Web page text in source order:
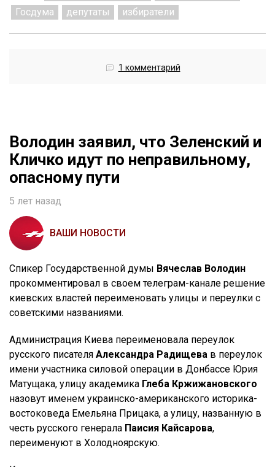
Госдума депутаты избиратели
1 комментарий
Володин заявил, что Зеленский и
Кличко идут по неправильному,
опасному пути
5 лет назад
ВАШИ НОВОСТИ
Спикер Государственной думы Вячеслав Володин
прокомментировал в своем телеграм-канале решение
киевских властей переименовать улицы и переулки с
советскими названиями.
Администрация Киева переименовала переулок
русского писателя Александра Радищева в переулок
имени участника силовой операции в Донбассе Юрия
Матущака, улицу академика Глеба Кржижановского
назовут именем украинско-американского историка-
востоковеда Емельяна Прицака, а улицу, названную в
честь русского генерала Паисия Кайсарова,
переименуют в Холодноярскую.